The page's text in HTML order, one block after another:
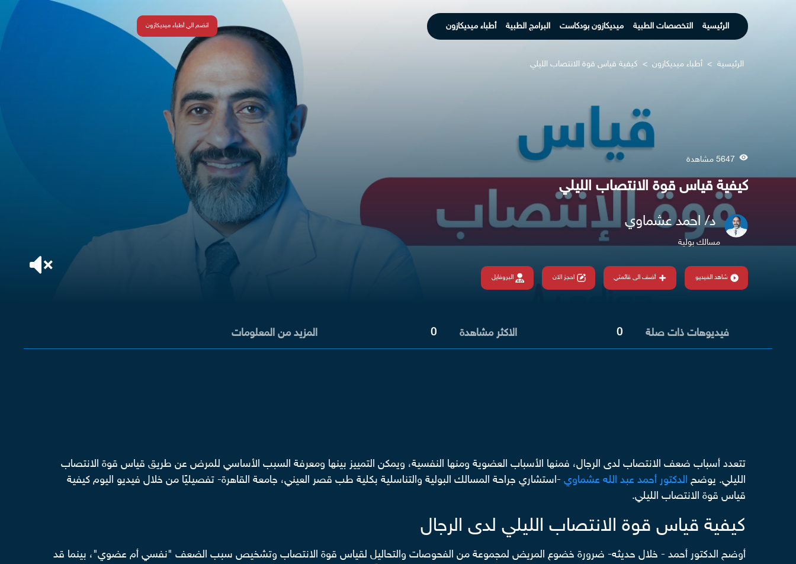
انضم الي أطباء ميديكازون الرئيسية التخصصات الطبية ميديكازون بودكاست البرامج الطبية أطباء ميديكازون
الرئيسية > أطباء ميديكازون > كيفية قياس قوة الانتصاب الليلي
5647 مشاهدة
كيفية قياس قوة الانتصاب الليلي
د/ احمد عشماوي
مسالك بولية
شاهد الفيديو أضف الى قائمتي احجز الان البروفايل
فيديوهات ذات صلة 0 الاكثر مشاهدة 0 المزيد من المعلومات
تتعدد أسباب ضعف الانتصاب لدى الرجال، فمنها الأسباب العضوية ومنها النفسية، ويمكن التمييز بينها ومعرفة السبب الأساسي للمرض عن طريق قياس قوة الانتصاب
الليلي. يوضح الدكتور أحمد عبد الله عشماوي-استشاري جراحة المسالك البولية والتناسلية بكلية طب قصر العيني، جامعة القاهرة- تفصيليًا من خلال فيديو اليوم كيفية
قياس قوة الانتصاب الليلي.
كيفية قياس قوة الانتصاب الليلي لدى الرجال
أوضح الدكتور أحمد - خلال حديثه- ضرورة خضوع المريض لمجموعة من الفحوصات والتحاليل لقياس قوة الانتصاب وتشخيص سبب الضعف "نفسي أم عضوي"، بينما قد